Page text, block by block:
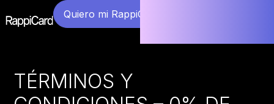
Quiero mi RappiCard
TÉRMINOS Y